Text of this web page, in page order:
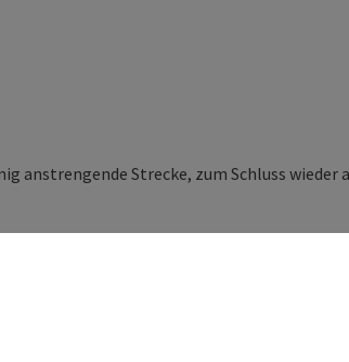
anstrengende Strecke, zum Schluss wieder